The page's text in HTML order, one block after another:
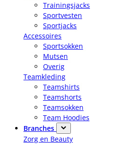
Trainingsjacks
Sportvesten
Sportjacks
Accessoires
Sportsokken
Mutsen
Overig
Teamkleding
Teamshirts
Teamshorts
Teamsokken
Team Hoodies
Branches
Zorg en Beauty